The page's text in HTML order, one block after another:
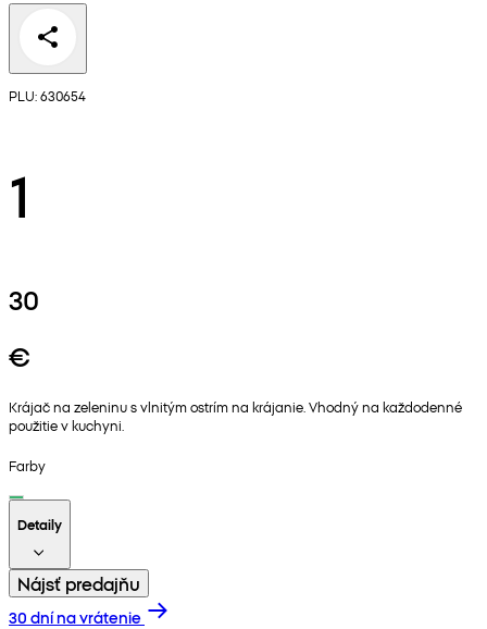
PLU: 630654
1
30
€
Krájač na zeleninu s vlnitým ostrím na krájanie. Vhodný na každodenné
použitie v kuchyni.
Farby
Detaily
Nájsť predajňu
30 dní na vrátenie